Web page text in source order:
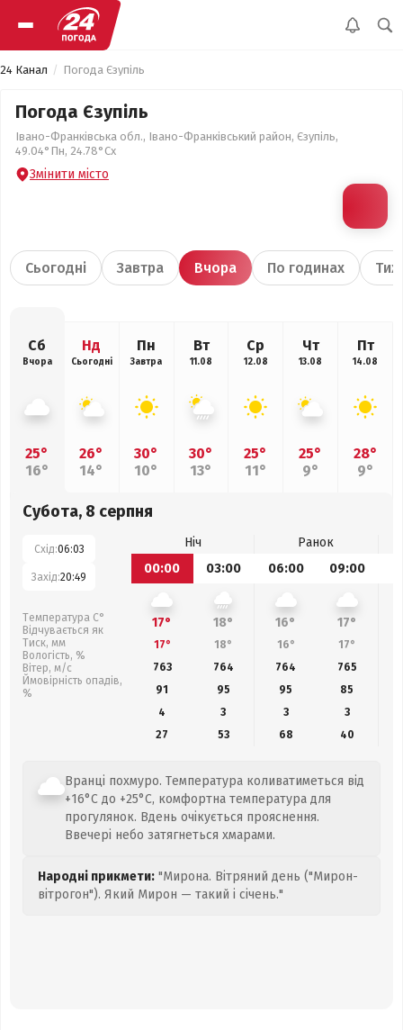
24 Канал Погода Єзупіль
Погода Єзупіль
Івано-Франківська обл., Івано-Франківський район, Єзупіль,
49.04°Пн, 24.78°Сх
Змінити місто
Сьогодні Завтра Вчора По годинах
Сб
Вчора
25°
16°
Нд
Сьогодні
26°
14°
Пн
Завтра
30°
10°
Вт
11.08
30°
13°
Ср
12.08
25°
11°
Чт
13.08
25°
9°
Пт
14.08
28°
9°
Субота, 8 серпня
Схід:06:03
Захід:20:49
Температура С°
Відчувається як
Тиск, мм
Вологість, %
Вітер, м/с
Ймовірність опадів,
%
Ніч
Ранок
00:00
03:00 06:00 09:00
17° 18° 16° 17°
17° 18° 16° 17°
763
764 764 765
91
95 95 85
4
3 3
3
27
53 68 40
Вранці похмуро. Температура коливатиметься від
+16°C до +25°C, комфортна температура для
прогулянок. Вдень очікується прояснення.
Ввечері небо затягнеться хмарами.
Народні прикмети: "Мирона. Вітряний день ("Мирон-
вітрогон"). Який Мирон — такий і січень."